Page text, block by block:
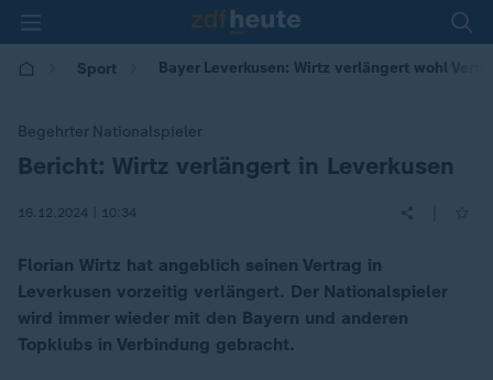
Sport Bayer Leverkusen: Wirtz verlängert wohl
Begehrter Nationalspieler
:Bericht: Wirtz verlängert in Leverkusen
16.12.2024 | 10:34
Florian Wirtz hat angeblich seinen Vertrag in
Leverkusen vorzeitig verlängert. Der Nationalspieler
wird immer wieder mit den Bayern und anderen
Topklubs in Verbindung gebracht.